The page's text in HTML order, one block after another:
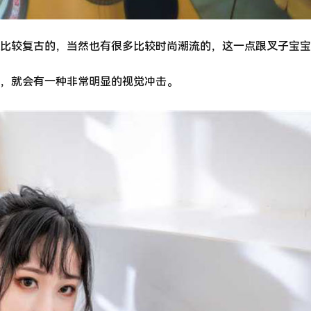
较复古的，当然也有很多比较时尚潮流的，这一点跟叉子宝
就会有一种非常明显的视觉冲击。